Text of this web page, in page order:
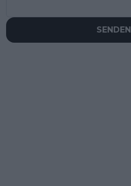
SENDEN